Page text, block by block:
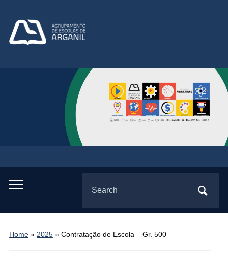
Toggle
menu
for:
Home» 2025» Contratação de Escola – Gr. 500